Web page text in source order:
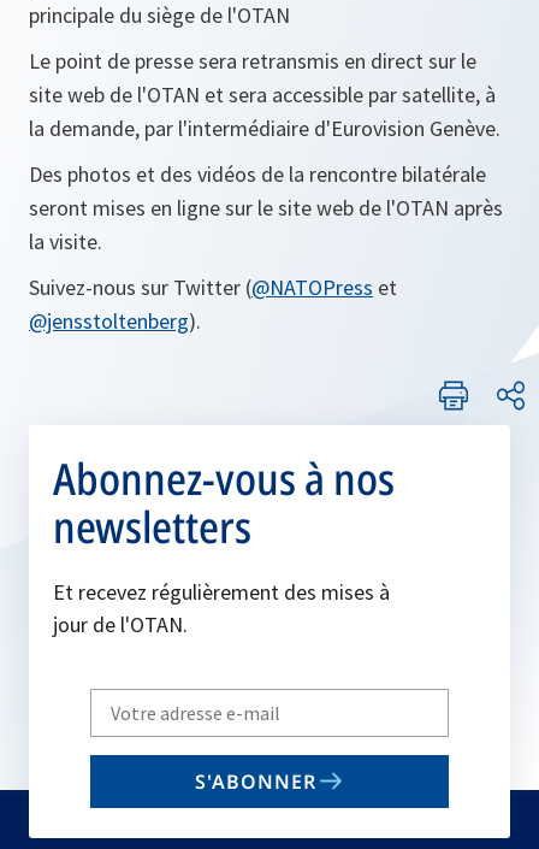
principale du siège de l'OTAN
Le point de presse sera retransmis en direct sur le
site web de l'OTAN et sera accessible par satellite, à
la demande, par l'intermédiaire d'Eurovision Genève.
Des photos et des vidéos de la rencontre bilatérale
seront mises en ligne sur le site web de l'OTAN après
la visite.
Suivez-nous sur Twitter (@NATOPress et
@jensstoltenberg).
Abonnez-vous à nos
newsletters
Et recevez régulièrement des mises à
jour de l'OTAN.
Write
your
email
S'ABONNER